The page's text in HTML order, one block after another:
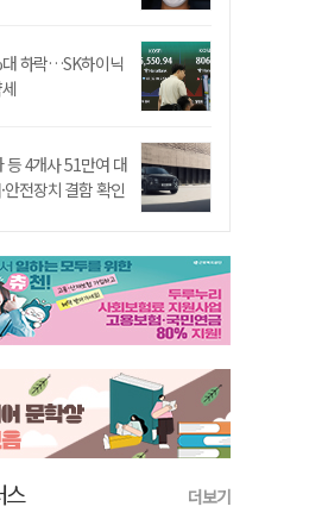
하락…SK하이닉
등 4개사 51만여 대
전장치 결함 확인
스 더보기